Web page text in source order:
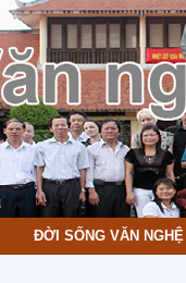
ĐỜI SỐNG VĂN NGHỆ